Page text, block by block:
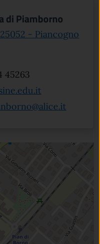
di Piamborno
- Piancogno
45263
(apre in